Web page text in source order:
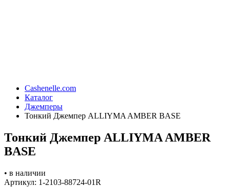
Cashenelle.com
Каталог
Джемперы
Тонкий Джемпер ALLIYMA AMBER BASE
Тонкий Джемпер ALLIYMA AMBER
BASE
• в наличии
Артикул: 1-2103-88724-01R